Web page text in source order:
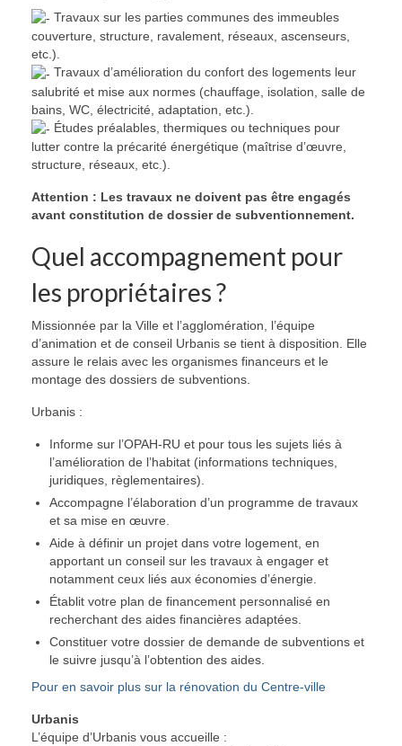
Travaux sur les parties communes des immeubles
couverture, structure, ravalement, réseaux, ascenseurs,
etc.).
Travaux d’amélioration du confort des logements leur
salubrité et mise aux normes (chauffage, isolation, salle de
bains, WC, électricité, adaptation, etc.).
Études préalables, thermiques ou techniques pour
lutter contre la précarité énergétique (maîtrise d’œuvre,
structure, réseaux, etc.).
Attention : Les travaux ne doivent pas être engagés
avant constitution de dossier de subventionnement.
Quel accompagnement pour
les propriétaires ?
Missionnée par la Ville et l’agglomération, l’équipe
d’animation et de conseil Urbanis se tient à disposition. Elle
assure le relais avec les organismes financeurs et le
montage des dossiers de subventions.
Urbanis :
Informe sur l’OPAH-RU et pour tous les sujets liés à
l’amélioration de l’habitat (informations techniques,
juridiques, règlementaires).
Accompagne l’élaboration d’un programme de travaux
et sa mise en œuvre.
Aide à définir un projet dans votre logement, en
apportant un conseil sur les travaux à engager et
notamment ceux liés aux économies d’énergie.
Établit votre plan de financement personnalisé en
recherchant des aides financières adaptées.
Constituer votre dossier de demande de subventions et
le suivre jusqu’à l’obtention des aides.
Pour en savoir plus sur la rénovation du Centre-ville
Urbanis
L’équipe d’Urbanis vous accueille :